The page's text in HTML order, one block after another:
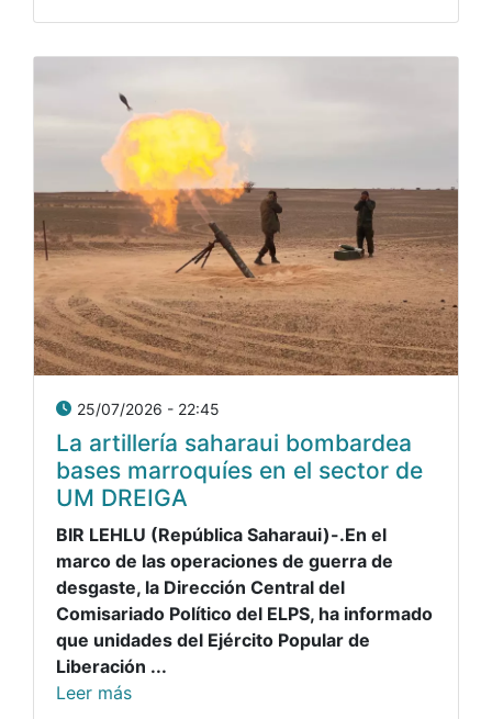
25/07/2026 - 22:45
La artillería saharaui bombardea
bases marroquíes en el sector de
UM DREIGA
BIR LEHLU (República Saharaui)-.En el
marco de las operaciones de guerra de
desgaste, la Dirección Central del
Comisariado Político del ELPS, ha informado
que unidades del Ejército Popular de
Liberación ...
Leer más